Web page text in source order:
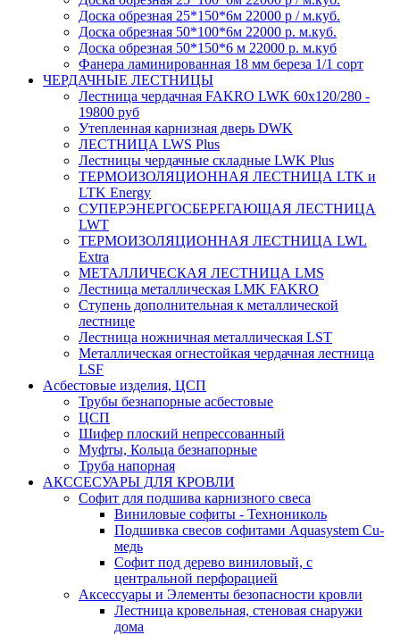
Доска обрезная 25*150*6м 22000 р / м.куб.
Доска обрезная 50*100*6м 22000 р. м.куб.
Доска обрезная 50*150*6 м 22000 р. м.куб
Фанера ламинированная 18 мм береза 1/1 сорт
ЧЕРДАЧНЫЕ ЛЕСТНИЦЫ
Лестница чердачная FAKRO LWK 60х120/280 -
19800 руб
Утепленная карнизная дверь DWK
ЛЕСТНИЦА LWS Plus
Лестницы чердачные складные LWK Plus
ТЕРМОИЗОЛЯЦИОННАЯ ЛЕСТНИЦА LTK и
LTK Energy
СУПЕРЭНЕРГОСБЕРЕГАЮЩАЯ ЛЕСТНИЦА
LWT
ТЕРМОИЗОЛЯЦИОННАЯ ЛЕСТНИЦА LWL
Extra
МЕТАЛЛИЧЕСКАЯ ЛЕСТНИЦА LMS
Лестница металлическая LMK FAKRO
Ступень дополнительная к металлической
лестнице
Лестница ножничная металлическая LST
Металлическая огнестойкая чердачная лестница
LSF
Асбестовые изделия, ЦСП
Трубы безнапорные асбестовые
ЦСП
Шифер плоский непрессованный
Муфты, Кольца безнапорные
Труба напорная
АКССЕСУАРЫ ДЛЯ КРОВЛИ
Софит для подшива карнизного свеса
Виниловые софиты - Технониколь
Подшивка свесов софитами Aquasystem Cu-
медь
Софит под дерево виниловый, с
центральной перфорацией
Аксессуары и Элементы безопасности кровли
Лестница кровельная, стеновая снаружи
дома